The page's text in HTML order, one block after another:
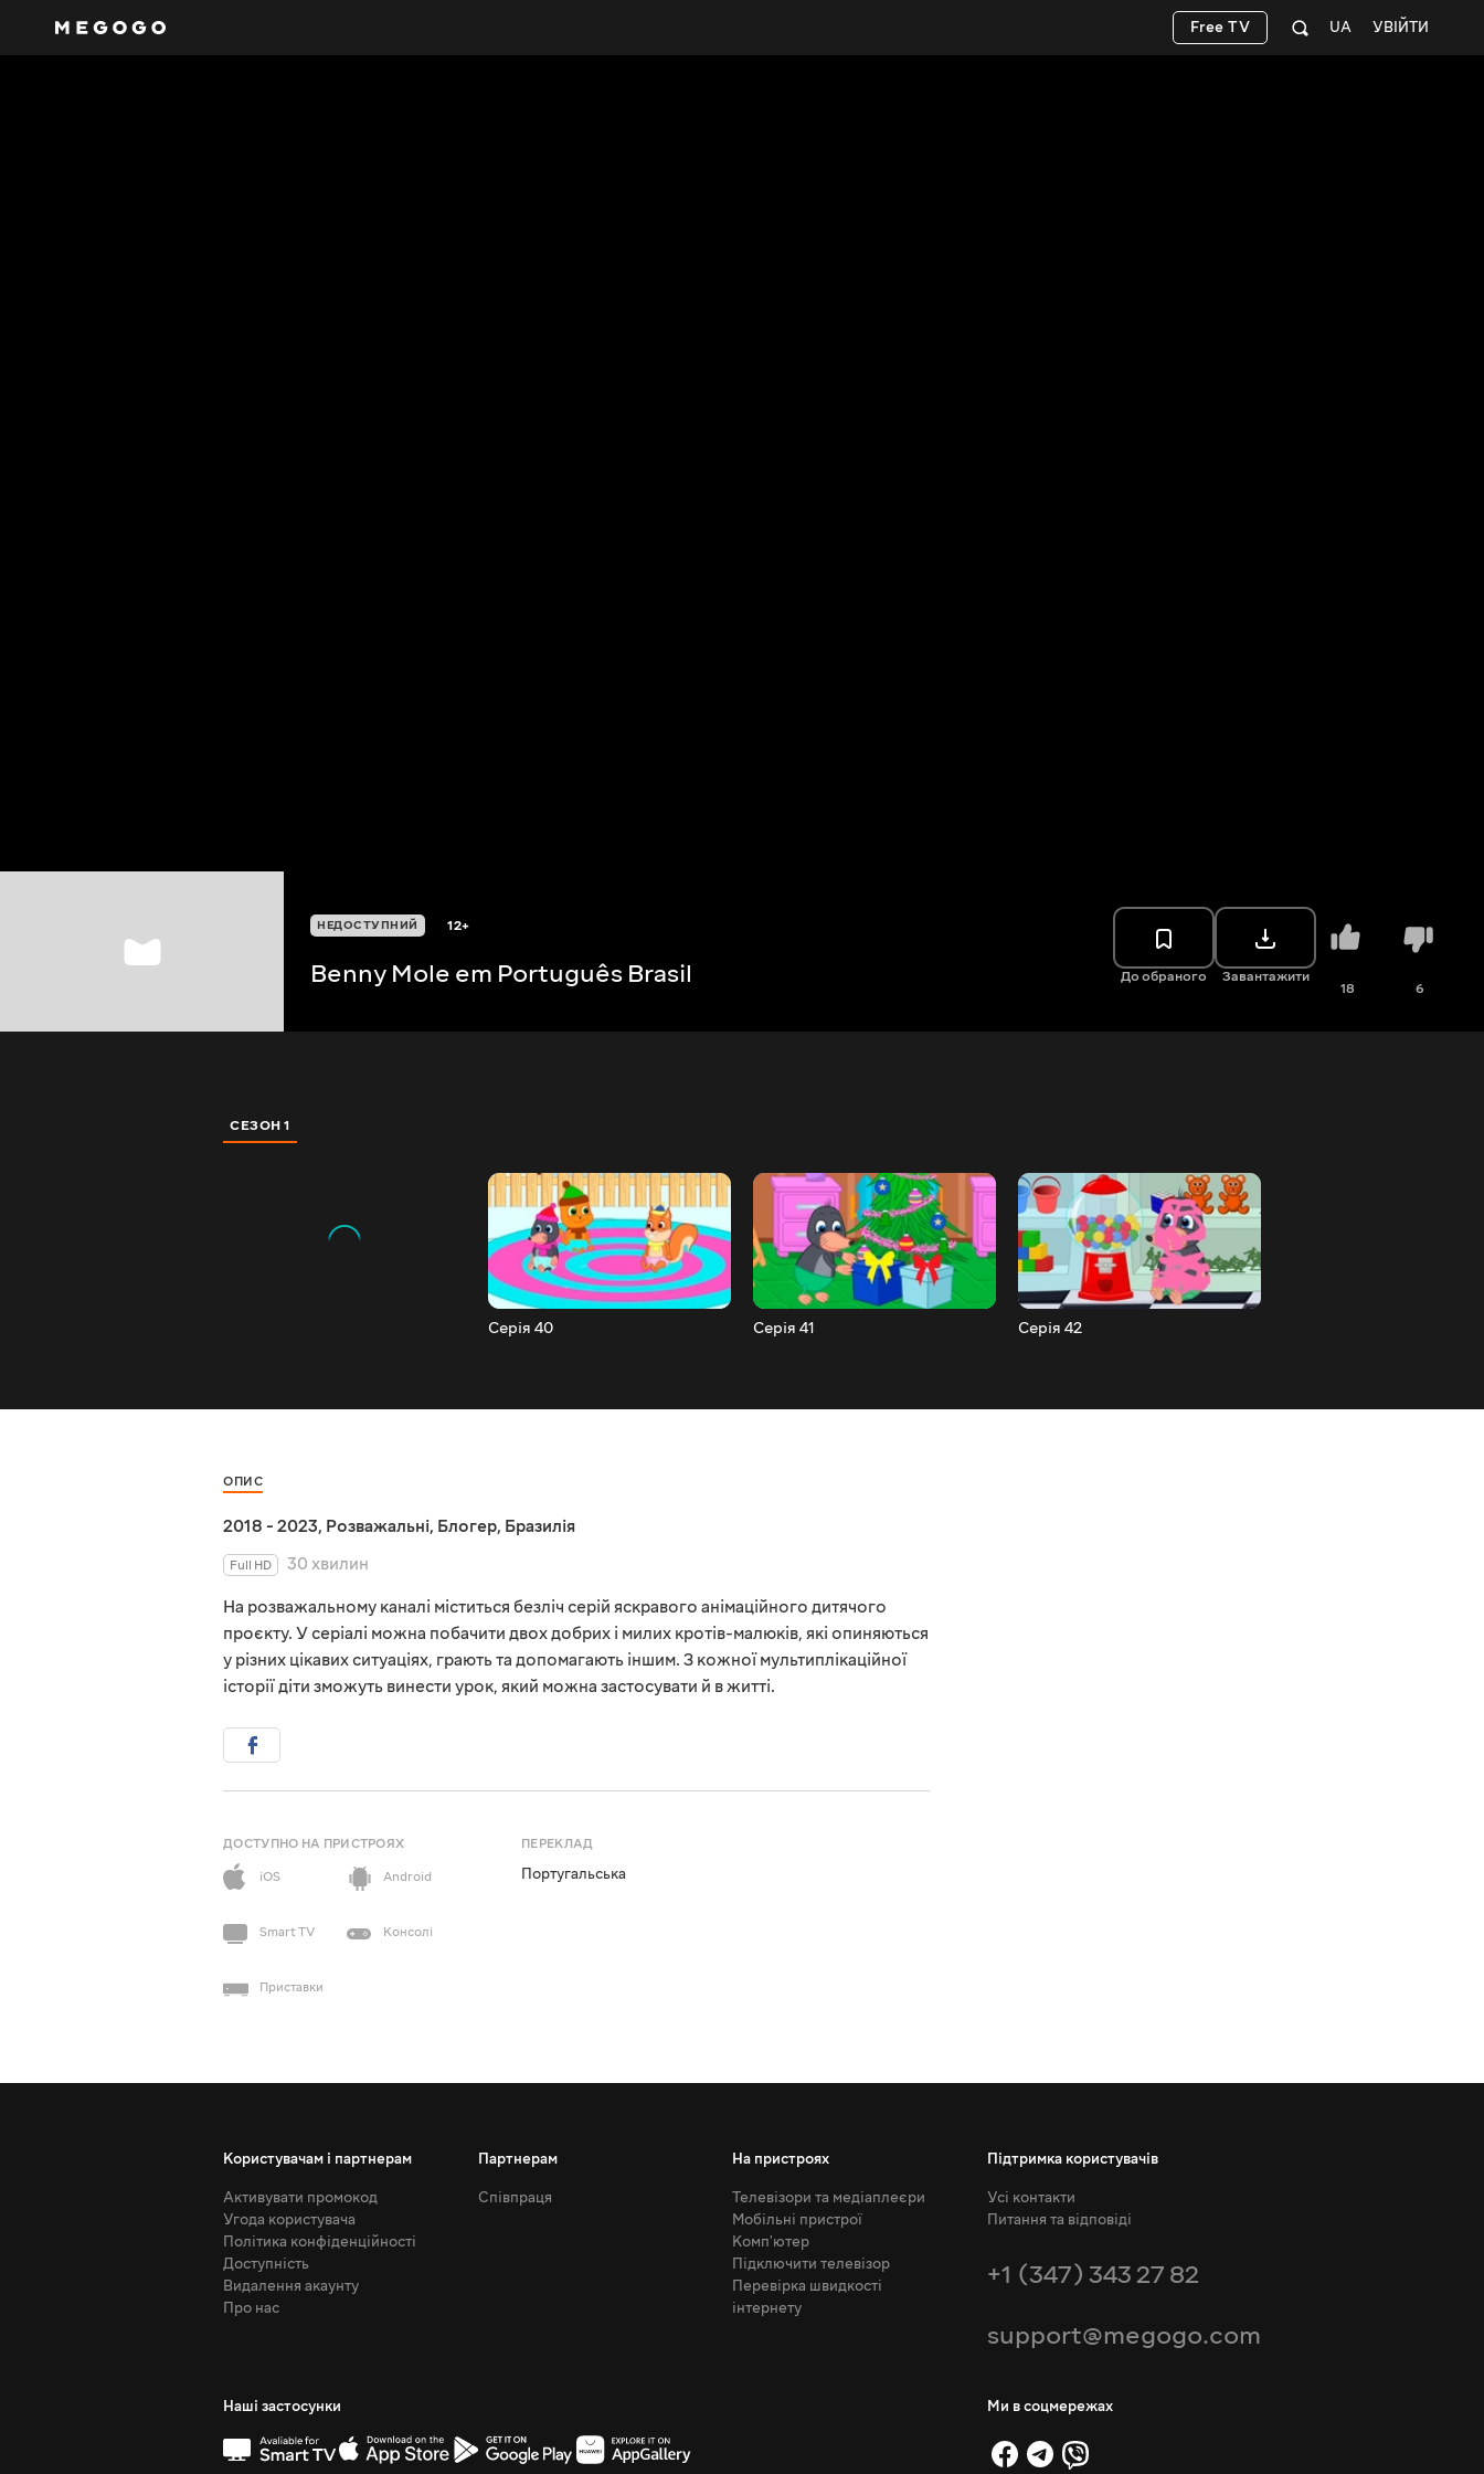
УВІЙТИ
UA
Free TV
НЕДОСТУПНИЙ 12+
Benny Mole em Português Brasil До обраного Завантажити
18 6
СЕЗОН 1
Серія 40 Серія 41 Серія 42
ОПИС
2018 - 2023, Розважальні, Блогер, Бразилія
Full HD
30 хвилин
На розважальному каналі міститься безліч серій яскравого анімаційного дитячого
проєкту. У серіалі можна побачити двох добрих і милих кротів-малюків, які опиняються
у різних цікавих ситуаціях, грають та допомагають іншим. З кожної мультиплікаційної
історії діти зможуть винести урок, який можна застосувати й в житті.
ДОСТУПНО НА ПРИСТРОЯХ
iOS
Android
Smart TV Консолі
Приставки
ПЕРЕКЛАД
Португальська
Користувачам і партнерам
Активувати промокод
Угода користувача
Політика конфіденційності
Доступність
Видалення акаунту
Про нас
Партнерам
Співпраця
На пристроях
Телевізори та медіаплеєри
Мобільні пристрої
Комп'ютер
Підключити телевізор
Перевірка швидкості
інтернету
Підтримка користувачів
Усі контакти
Питання та відповіді
+1 (347) 343 27 82
support@megogo.com
Наші застосунки Ми в соцмережах